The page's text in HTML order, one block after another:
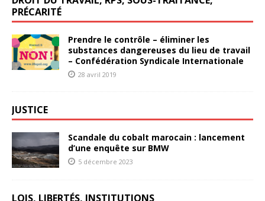
PRÉCARITÉ
Prendre le contrôle – éliminer les
substances dangereuses du lieu de travail
– Confédération Syndicale Internationale
28 avril 2019
JUSTICE
Scandale du cobalt marocain : lancement
d’une enquête sur BMW
5 décembre 2023
LOIS, LIBERTÉS, INSTITUTIONS